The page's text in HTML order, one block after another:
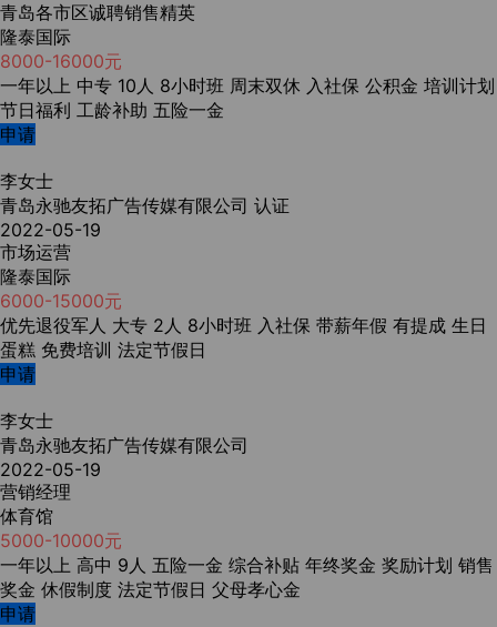
青岛各市区诚聘销售精英
隆泰国际
8000-16000元
一年以上 中专 10人 8小时班 周末双休 入社保 公积金 培训计划
节日福利 工龄补助 五险一金
申请
李女士
青岛永驰友拓广告传媒有限公司 认证
2022-05-19
市场运营
隆泰国际
6000-15000元
优先退役军人 大专 2人 8小时班 入社保 带薪年假 有提成 生日
蛋糕 免费培训 法定节假日
申请
李女士
青岛永驰友拓广告传媒有限公司
2022-05-19
营销经理
体育馆
5000-10000元
一年以上 高中 9人 五险一金 综合补贴 年终奖金 奖励计划 销售
奖金 休假制度 法定节假日 父母孝心金
申请